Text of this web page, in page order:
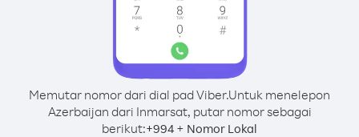
Memutar nomor dari dial pad Viber.Untuk menelepon
Azerbaijan dari Inmarsat, putar nomor sebagai
berikut:+994 + Nomor Lokal